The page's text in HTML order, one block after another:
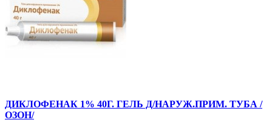
ДИКЛОФЕНАК 1% 40Г. ГЕЛЬ Д/НАРУЖ.ПРИМ. ТУБА /
ОЗОН/